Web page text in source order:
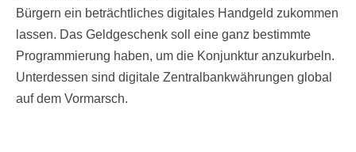
Bürgern ein beträchtliches digitales Handgeld zukommen
lassen. Das Geldgeschenk soll eine ganz bestimmte
Programmierung haben, um die Konjunktur anzukurbeln.
Unterdessen sind digitale Zentralbankwährungen global
auf dem Vormarsch.